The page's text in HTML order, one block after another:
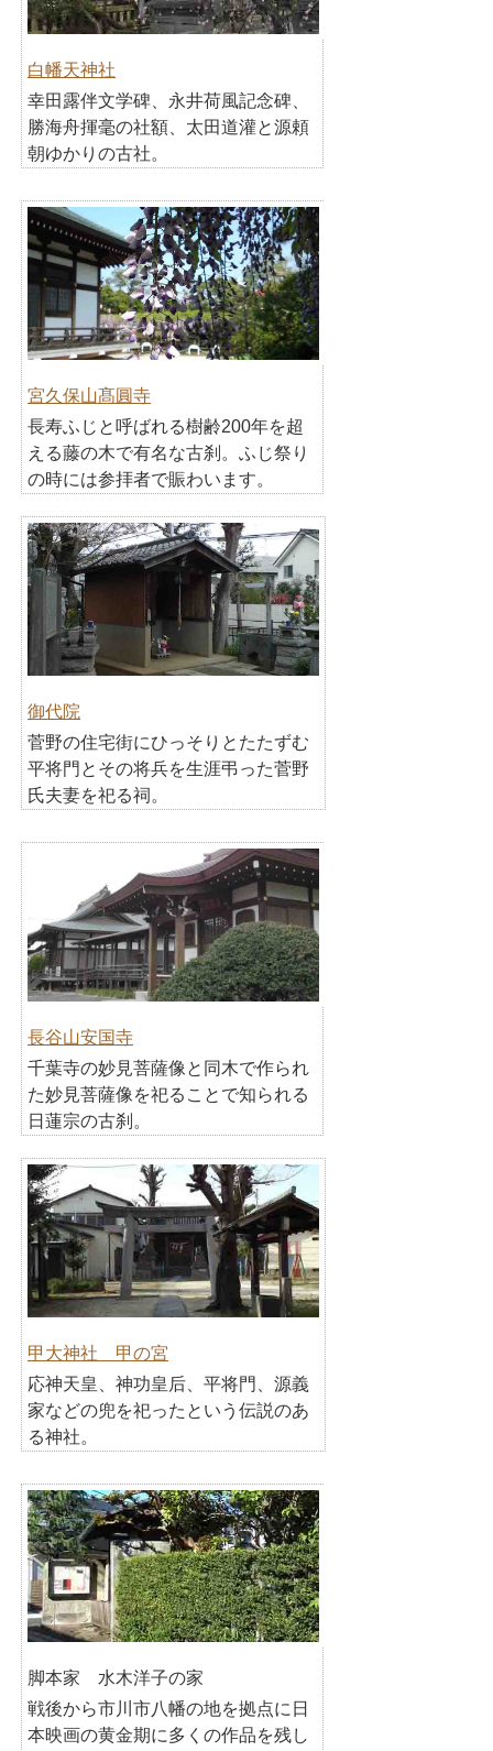
白幡天神社
幸田露伴文学碑、永井荷風記念碑、
勝海舟揮毫の社額、太田道灌と源頼
朝ゆかりの古社。
宮久保山髙圓寺
長寿ふじと呼ばれる樹齢200年を超
える藤の木で有名な古刹。ふじ祭り
の時には参拝者で賑わいます。
御代院
菅野の住宅街にひっそりとたたずむ
平将門とその将兵を生涯弔った菅野
氏夫妻を祀る祠。
長谷山安国寺
千葉寺の妙見菩薩像と同木で作られ
た妙見菩薩像を祀ることで知られる
日蓮宗の古刹。
甲大神社 甲の宮
応神天皇、神功皇后、平将門、源義
家などの兜を祀ったという伝説のあ
る神社。
脚本家 水木洋子の家
戦後から市川市八幡の地を拠点に日
本映画の黄金期に多くの作品を残し